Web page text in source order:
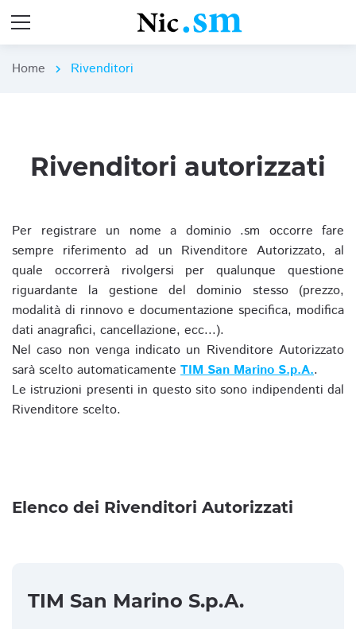
Home chevron_right Rivenditori
Rivenditori autorizzati
Per registrare un nome a dominio .sm occorre fare
sempre riferimento ad un Rivenditore Autorizzato, al
quale occorrerà rivolgersi per qualunque questione
riguardante la gestione del dominio stesso (prezzo,
modalità di rinnovo e documentazione specifica, modifica
dati anagrafici, cancellazione, ecc...).
Nel caso non venga indicato un Rivenditore Autorizzato
sarà scelto automaticamente TIM San Marino S.p.A..
Le istruzioni presenti in questo sito sono indipendenti dal
Rivenditore scelto.
Elenco dei Rivenditori Autorizzati
TIM San Marino S.p.A.